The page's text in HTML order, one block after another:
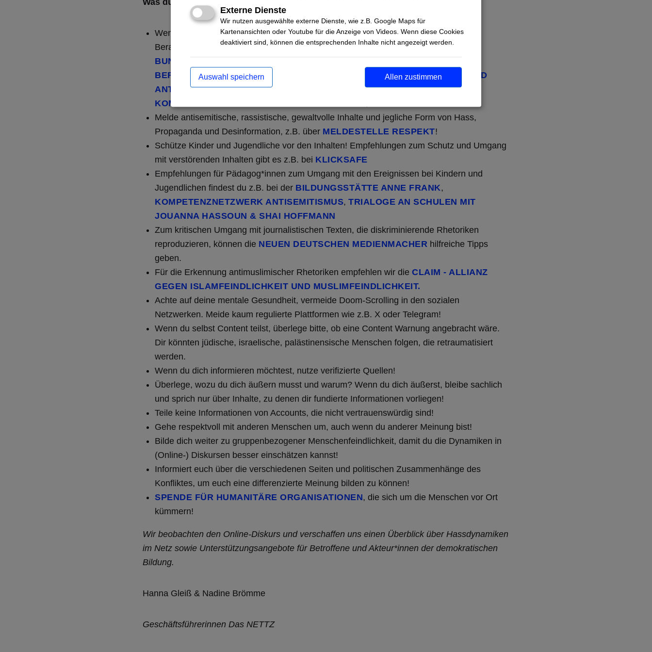
Was du im Hinblick auf den öffentlichen Diskurs tun kannst?
Wenn du von Hassinhalten und diskriminierung persönlich betroffen bist, suche dir
Beratung und Unterstützung, wie z.B. bei Mobilen Beratungen (organisiert über den
BUNDESVERBAND DER MOBILEN BERATUNGEN
BERATUNGSSTELLEN FÜR BETROFFENE RECHTER, RASSISTISCHER UND
ANTISEMITISCHER GEWALT
ANTIDISKRIMINIERUNGSSTELLEN,
KOMPETENZNETZWERK GEGEN HASS IM NETZ
Melde antisemitische, rassistische, gewaltvolle Inhalte und jegliche Form von Hass,
Propaganda und Desinformation, z.B. über MELDESTELLE RESPEKT!
Schütze Kinder und Jugendliche vor den Inhalten! Empfehlungen zum Schutz und Umgang
mit verstörenden Inhalten gibt es z.B. bei KLICKSAFE
Empfehlungen für Pädagog*innen zum Umgang mit den Ereignissen bei Kindern und
Jugendlichen findest du z.B. bei der BILDUNGSSTÄTTE ANNE FRANK,
KOMPETENZNETZWERK ANTISEMITISMUS, TRIALOGE AN SCHULEN MIT
JOUANNA HASSOUN & SHAI HOFFMANN
Zum kritischen Umgang mit journalistischen Texten, die diskriminierende Rhetoriken
reproduzieren, können die NEUEN DEUTSCHEN MEDIENMACHER hilfreiche Tipps
geben.
Für die Erkennung antimuslimischer Rhetoriken empfehlen wir die CLAIM - ALLIANZ
GEGEN ISLAMFEINDLICHKEIT UND MUSLIMFEINDLICHKEIT.
Achte auf deine mentale Gesundheit, vermeide Doom-Scrolling in den sozialen
Netzwerken. Meide kaum regulierte Plattformen wie z.B. X oder Telegram!
Wenn du selbst Content teilst, überlege bitte, ob eine Content Warnung angebracht wäre.
Dir könnten jüdische, israelische, palästinensische Menschen folgen, die retraumatisiert
werden.
Wenn du dich informieren möchtest, nutze verifizierte Quellen!
Überlege, wozu du dich äußern musst und warum? Wenn du dich äußerst, bleibe sachlich
und sprich nur über Inhalte, zu denen dir fundierte Informationen vorliegen!
Teile keine Informationen von Accounts, die nicht vertrauenswürdig sind!
Gehe respektvoll mit anderen Menschen um, auch wenn du anderer Meinung bist!
Bilde dich weiter zu gruppenbezogener Menschenfeindlichkeit, damit du die Dynamiken in
(Online-) Diskursen besser einschätzen kannst!
Informiert euch über die verschiedenen Seiten und politischen Zusammenhänge des
Konfliktes, um euch eine differenzierte Meinung bilden zu können!
SPENDE FÜR HUMANITÄRE ORGANISATIONEN, die sich um die Menschen vor Ort
kümmern!
Wir beobachten den Online-Diskurs und verschaffen uns einen Überblick über Hassdynamiken
im Netz sowie Unterstützungsangebote für Betroffene und Akteur*innen der demokratischen
Bildung.
Hanna Gleiß & Nadine Brömme
Geschäftsführerinnen Das NETTZ
Externe Dienste
Wir nutzen ausgewählte externe Dienste, wie z.B. Google Maps für
Kartenansichten oder Youtube für die Anzeige von Videos. Wenn diese Cookies
deaktiviert sind, können die entsprechenden Inhalte nicht angezeigt werden.
Allen zustimmen
Auswahl speichern